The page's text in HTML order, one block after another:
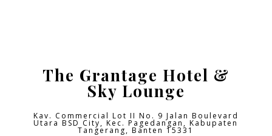
The Grantage Hotel &
Sky Lounge
Kav. Commercial Lot II No. 9 Jalan Boulevard
Utara BSD City,Kec. Pagedangan, Kabupaten
Tangerang, Banten 15331